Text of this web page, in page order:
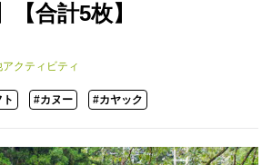
合計5枚】
アクティビティ
#カヌー #カヤック